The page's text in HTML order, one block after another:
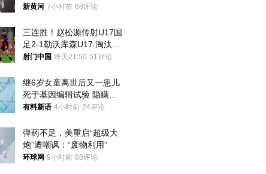
调查，对责任人采取最严厉
新黄河 7小时前 68评论
三连胜！赵松源传射U17国
足2-1勒沃库森U17 淘汰赛
将战河床
射门中国 昨天21:50 51评论
继6岁女童离世后又一患儿
死于基因编辑试验 隐瞒一
年才对外披露
有料新语 4小时前 24评论
弹药不足，美重启“超级大
炮”遭嘲讽：“废物利用”
环球网 9小时前 68评论